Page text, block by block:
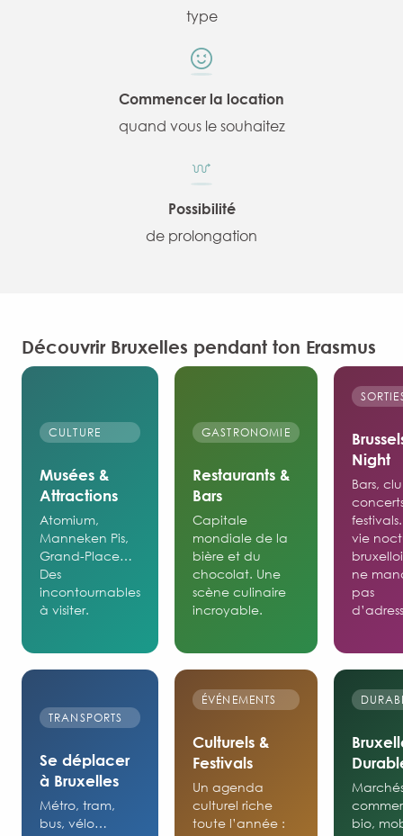
type
Commencer la location
quand vous le souhaitez
Possibilité
de prolongation
Découvrir Bruxelles pendant ton Erasmus
CULTURE
Musées &
Attractions
Atomium,
Manneken Pis,
Grand-Place…
Des
incontournables
à visiter.
GASTRONOMIE
Restaurants &
Bars
Capitale
mondiale de la
bière et du
chocolat. Une
scène culinaire
incroyable.
Night
Bars,
vie
ne
pas
TRANSPORTS
Se déplacer
à Bruxelles
Métro, tram,
bus, vélo…
ÉVÉNEMENTS
Culturels &
Festivals
Un agenda
culturel riche
toute l’année :
bio,